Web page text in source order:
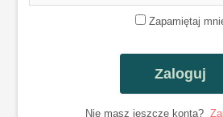
Zapamiętaj
Nie masz jeszcze konta?